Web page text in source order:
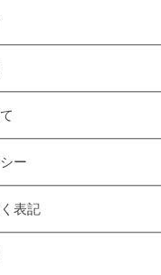
ー
表記